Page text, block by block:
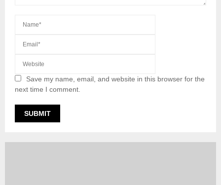
Save my name, email, and website in this browser for the
next time I comment.